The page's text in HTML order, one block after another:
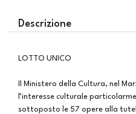
Descrizione
LOTTO UNICO
Il Ministero della Cultura, nel
l’interesse culturale
sottoposto le 57 opere alla